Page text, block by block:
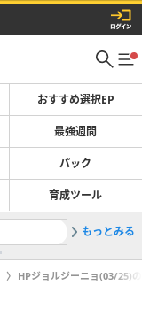
おすすめ選択EP
最強週間
パック
育成ツール
2ガチャ
もっとみる
HPジョルジーニョ(03/25)